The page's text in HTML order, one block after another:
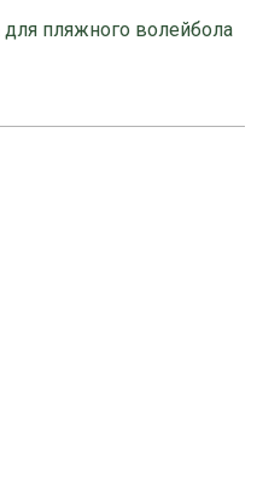
пляжного волейбола